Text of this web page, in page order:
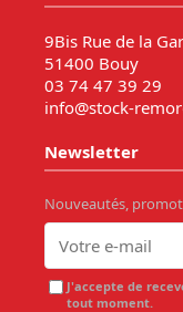
9Bis Rue de la
51400 Bouy
03 74 47 39 29
info@stock-
Newsletter
Nouveautés,
J'accepte de
tout moment.